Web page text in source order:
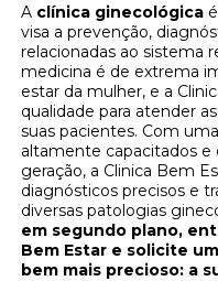
A clínica ginecológica
visa a prevenção,
relacionadas ao sistema
medicina é de extrema
estar da mulher, e a
qualidade para atender
suas pacientes. Com
altamente capacitados
geração, a Clinica Bem
diagnósticos precisos e
diversas patologias
em segundo plano,
Bem Estar e solicite
bem mais precioso: a